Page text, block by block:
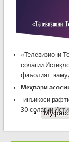
«Телевизиони
солагии
фаъолият
Меҳвари
-инъикоси
30-солагии